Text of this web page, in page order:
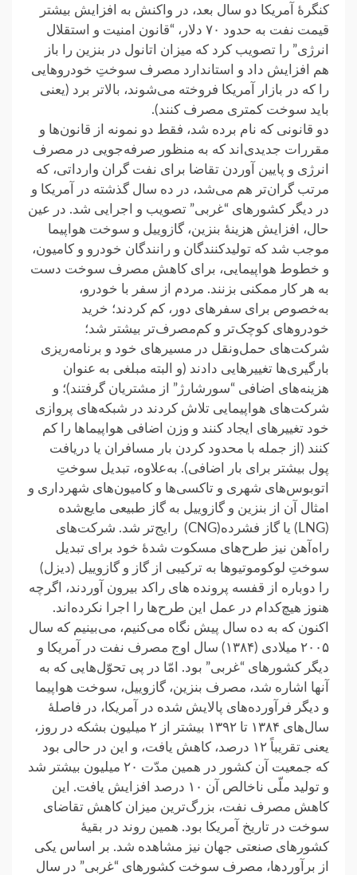
کنگرهٔ آمریکا دو سال بعد، در واکنش به افزایش بیشتر
قیمت نفت به حدود ۷۰ دلار، “قانون امنیت و استقلال
انرژی” را تصویب کرد که میزان اتانول در بنزین را باز
هم افزایش داد و استاندارد مصرف سوختِ خودروهایی
را که در بازار آمریکا فروخته می‌شوند، بالاتر برد (یعنی
باید سوخت کمتری مصرف کنند).
دو قانونی که نام برده شد، فقط دو نمونه از قانون‌ها و
مقررات جدیدی‌اند که به منظور صرفه‌جویی در مصرف
انرژی و پایین آوردن تقاضا برای نفت گران وارداتی، که
مرتب گران‌تر هم می‌شد، در ده سال گذشته در آمریکا و
در دیگر کشورهای “غربی” تصویب و اجرایی شد. در عین
حال، افزایش هزینهٔ بنزین، گازوییل و سوخت هواپیما
موجب شد که تولیدکنندگان و رانندگان خودرو و کامیون،
و خطوط هواپیمایی، برای کاهش مصرف سوخت دست
به هر کار ممکنی بزنند. مردم از سفر با خودرو،
به‌خصوص برای سفرهای دور، کم کردند؛ خرید
خودروهای کوچک‌تر و کم‌مصرف‌تر بیشتر شد؛
شرکت‌های حمل‌ونقل در مسیرهای خود و برنامه‌ریزی
بارگیری‌ها تغییرهایی دادند (و البته مبلغی به عنوان
هزینه‌های اضافی “سورشارژ” از مشتریان گرفتند)؛ و
شرکت‌های هواپیمایی تلاش کردند در شبکه‌های پروازی
خود تغییرهای ایجاد کنند و وزن اضافی هواپیماها را کم
کنند (از جمله با محدود کردن بار مسافران یا دریافت
پول بیشتر برای بار اضافی). به‌علاوه، تبدیل سوختِ
اتوبوس‌های شهری و تاکسی‌ها و کامیون‌های شهرداری و
امثال آن از بنزین و گازوییل به گاز طبیعی مایع‌شده
(LNG) یا گاز فشرده(CNG) رایج‌تر شد. شرکت‌های
راه‌آهن نیز طرح‌های مسکوت شدهٔ خود برای تبدیل
سوختِ لوکوموتیوها به ترکیبی از گاز و گازوییل (دیزل)
را دوباره از قفسه پرونده های راکد بیرون آوردند، اگرچه
هنوز هیچ‌کدام در عمل این طرح‌ها را اجرا نکرده‌اند.
اکنون که به ده سال پیش نگاه می‌کنیم، می‌بینیم که سال
۲۰۰۵ میلادی (۱۳۸۴) سال اوج مصرف نفت در آمریکا و
دیگر کشورهای “غربی” بود. امّا در پی تحوّل‌هایی که به
آنها اشاره شد، مصرف بنزین، گازوییل، سوخت هواپیما
و دیگر فرآورده‌های پالایش شده در آمریکا، در فاصلهٔ
سال‌های ۱۳۸۴ تا ۱۳۹۲ بیشتر از ۲ میلیون بشکه در روز،
یعنی تقریباً ۱۲ درصد، کاهش یافت، و این در حالی بود
که جمعیت آن کشور در همین مدّت ۲۰ میلیون بیشتر شد
و تولید ملّی ناخالص آن ۱۰ درصد افزایش یافت. این
کاهش مصرف نفت، بزرگ‌ترین میزان کاهش تقاضای
سوخت در تاریخ آمریکا بود. همین روند در بقیهٔ
کشورهای صنعتی جهان نیز مشاهده شد. بر اساس یکی
از برآوردها، مصرف سوخت کشورهای “غربی” در سال